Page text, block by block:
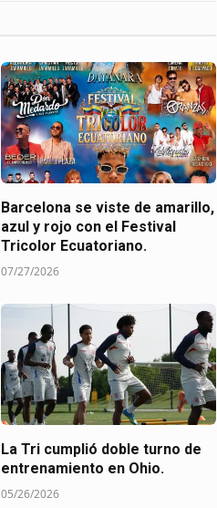
Barcelona se viste de amarillo,
azul y rojo con el Festival
Tricolor Ecuatoriano.
07/27/2026
La Tri cumplió doble turno de
entrenamiento en Ohio.
05/26/2026